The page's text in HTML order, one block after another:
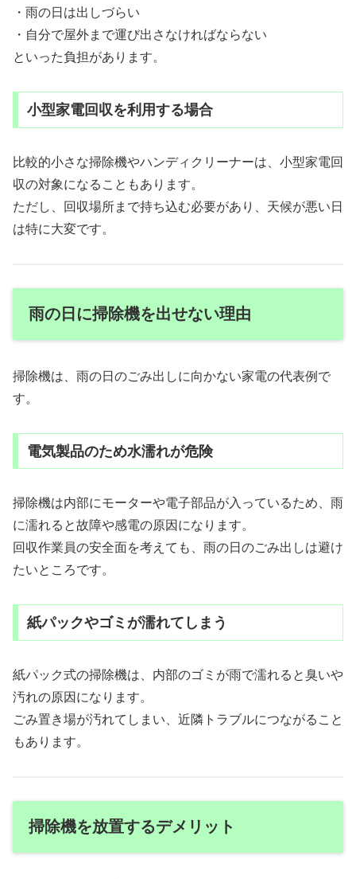
・雨の日は出しづらい
・自分で屋外まで運び出さなければならない
といった負担があります。
小型家電回収を利用する場合
比較的小さな掃除機やハンディクリーナーは、小型家電回
収の対象になることもあります。
ただし、回収場所まで持ち込む必要があり、天候が悪い日
は特に大変です。
雨の日に掃除機を出せない理由
掃除機は、雨の日のごみ出しに向かない家電の代表例で
す。
電気製品のため水濡れが危険
掃除機は内部にモーターや電子部品が入っているため、雨
に濡れると故障や感電の原因になります。
回収作業員の安全面を考えても、雨の日のごみ出しは避け
たいところです。
紙パックやゴミが濡れてしまう
紙パック式の掃除機は、内部のゴミが雨で濡れると臭いや
汚れの原因になります。
ごみ置き場が汚れてしまい、近隣トラブルにつながること
もあります。
掃除機を放置するデメリット